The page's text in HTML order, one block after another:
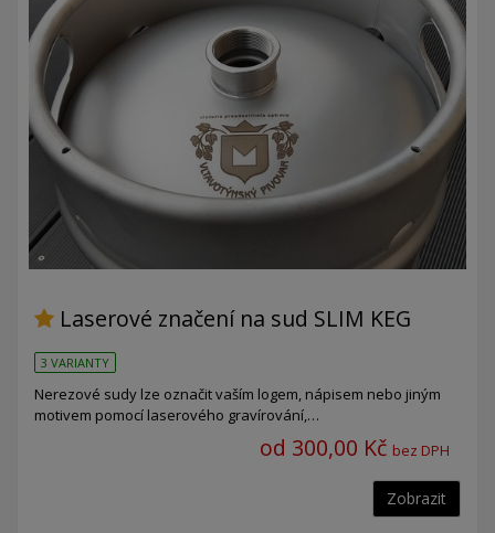
Laserové značení na sud SLIM KEG
3 VARIANTY
Nerezové sudy lze označit vaším logem, nápisem nebo jiným
motivem pomocí laserového gravírování,…
od 300,00 Kč bez DPH
Zobrazit